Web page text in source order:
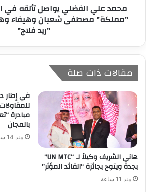
محمد علي الفضلي يواصل تألقه في
"مملكة" مصطفى شعبان وهيفاء
"ريد فلاج"
مقالات ذات صلة
هاني الشريف وكيلاً لـ “UN MTC”
بجدة ويتوج بجائزة “القائد المؤثر”
منذ 11 ساعة
مبادرة
بالمجان
منذ 14 ساعة